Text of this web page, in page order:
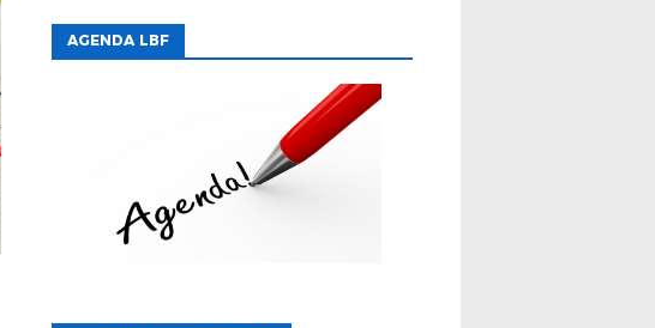
AGENDA LBF